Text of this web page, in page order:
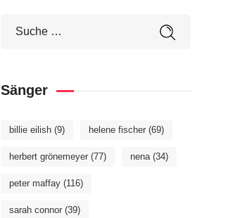
Sänger
billie eilish (9) helene fischer (69)
herbert grönemeyer (77) nena(34)
peter maffay (116)
sarah connor (39)